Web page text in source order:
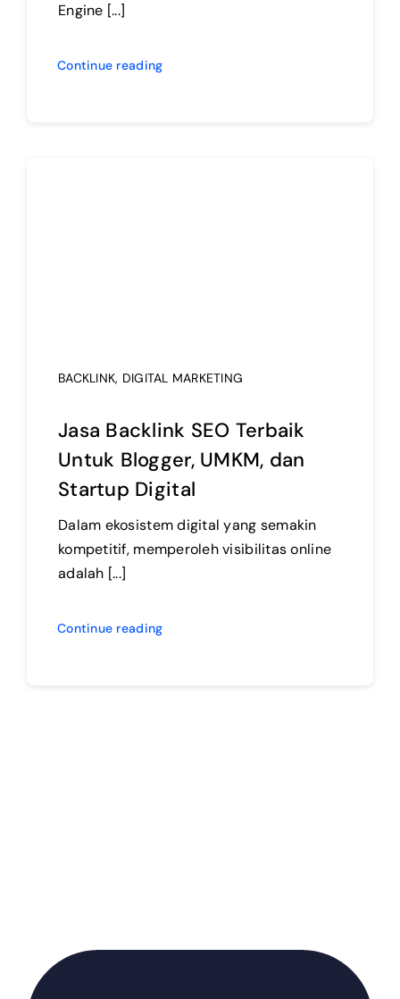
Engine [...]
Continue reading
BACKLINK, DIGITAL MARKETING
Jasa Backlink SEO Terbaik
Untuk Blogger, UMKM, dan
Startup Digital
Dalam ekosistem digital yang semakin
kompetitif, memperoleh visibilitas online
adalah [...]
Continue reading